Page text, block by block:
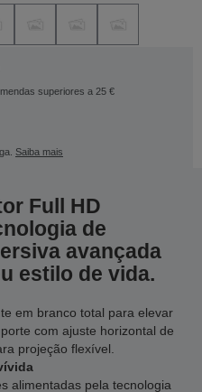
superiores a 25 €
Saiba mais
Full HD
de
avançada
estilo de vida.
em branco total para elevar
com ajuste horizontal de
projeção flexível.
alimentadas pela tecnologia